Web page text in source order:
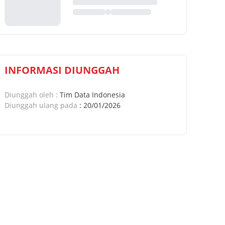
INFORMASI DIUNGGAH
Diunggah oleh : Tim Data Indonesia
Diunggah ulang pada : 20/01/2026